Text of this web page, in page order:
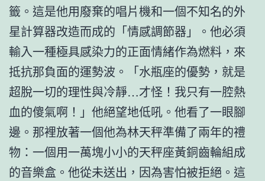
籤。這是他用廢棄的唱片機和一個不知名的外
星計算器改造而成的「情感調節器」。他必須
輸入一種極具感染力的正面情緒作為燃料，來
抵抗那負面的運勢波。「水瓶座的優勢，就是
超脫一切的理性與冷靜…才怪！我只有一腔熱
血的傻氣啊！」他絕望地低吼。他看了一眼腳
邊。那裡放著一個他為林天秤準備了兩年的禮
物：一個用一萬塊小小的天秤座黃銅齒輪組成
的音樂盒。他從未送出，因為害怕被拒絕。這